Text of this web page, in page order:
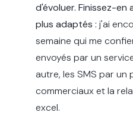
d'évoluer. Finissez-en
plus adaptés : j'ai
semaine qui me
envoyés par un
autre, les SMS par un
commerciaux et la
excel.